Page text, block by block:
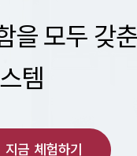
을 모두 갖춘​
템​
지금 체험하기